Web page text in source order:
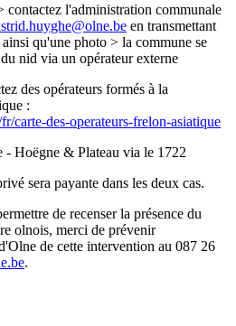
contactez l'administration communale
en transmettant
qu'une photo > la commune se
nid via un opérateur externe
des opérateurs formés à la
:
carte-des-operateurs-frelon-asiatique
- Hoëgne & Plateau via le 1722
sera payante dans les deux cas.
de recenser la présence du
olnois, merci de prévenir
de cette intervention au 087 26
.